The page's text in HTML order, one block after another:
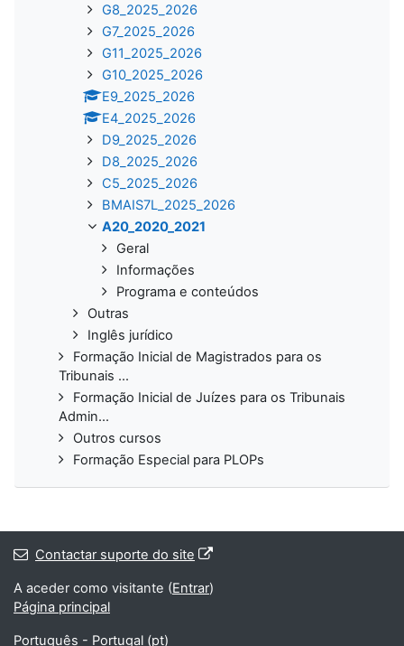
G8_2025_2026
G7_2025_2026
G11_2025_2026
G10_2025_2026
E9_2025_2026
E4_2025_2026
D9_2025_2026
D8_2025_2026
C5_2025_2026
BMAIS7L_2025_2026
A20_2020_2021
Geral
Informações
Programa e conteúdos
Outras
Inglês jurídico
Formação Inicial de Magistrados para os
Tribunais ...
Formação Inicial de Juízes para os Tribunais
Admin...
Outros cursos
Formação Especial para PLOPs
Contactar suporte do site
A aceder como visitante (Entrar)
Página principal
Português - Portugal ‎(pt)‎